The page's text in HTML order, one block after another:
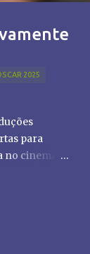
2025
para
cinema